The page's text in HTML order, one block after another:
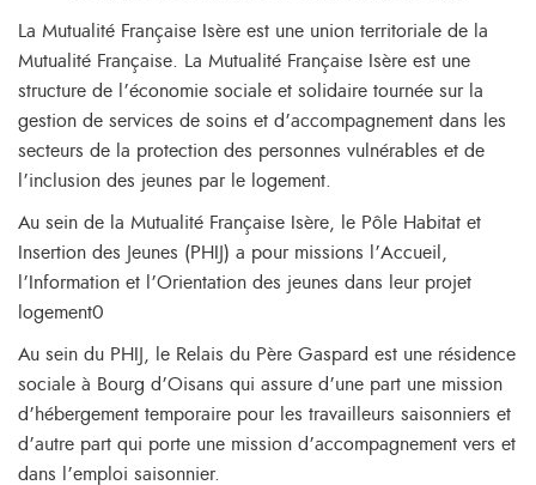
La Mutualité Française Isère est une union territoriale de la
Mutualité Française. La Mutualité Française Isère est une
structure de l’économie sociale et solidaire tournée sur la
gestion de services de soins et d’accompagnement dans les
secteurs de la protection des personnes vulnérables et de
l’inclusion des jeunes par le logement.
Au sein de la Mutualité Française Isère, le Pôle Habitat et
Insertion des Jeunes (PHIJ) a pour missions l’Accueil,
l’Information et l’Orientation des jeunes dans leur projet
logement0
Au sein du PHIJ, le Relais du Père Gaspard est une résidence
sociale à Bourg d’Oisans qui assure d’une part une mission
d’hébergement temporaire pour les travailleurs saisonniers et
d’autre part qui porte une mission d’accompagnement vers et
dans l’emploi saisonnier.